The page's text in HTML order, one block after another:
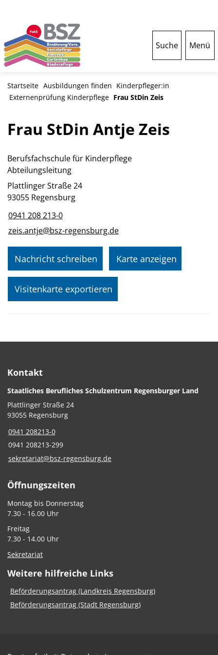
Suche Menü
Startseite Ausbildungen finden Kinderpfleger:in
Externenprüfung Kinderpflege Frau StDin Zeis
Frau StDin Antje Zeis
Berufsfachschule für Kinderpflege
Abteilungsleitung
Plattlinger Straße 24
93055 Regensburg
0941 208 213-0
zeis.antje@bsz-regensburg.de
Nachricht schreiben Karte anzeigen
Visitenkarte exportieren
Kontakt
Staatliches Berufliches Schulzentrum Regensburger Land
Plattlinger Straße 24
93055 Regensburg
0941 208213-0
0941 208213-299
sekretariat@bsz-regensburg.de
Öffnungszeiten
Montag bis Donnerstag
7.30 - 16.00 Uhr
Freitag
7.30 - 14.00 Uhr
Sekretariat
Weitere hilfreiche Links
Beförderungsantrag (Landkreis Regensburg)
Beförderungsantrag (Stadt Regensburg)